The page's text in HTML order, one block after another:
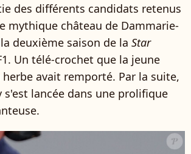
des différents candidats retenus
mythique château de Dammarie-
deuxième saison de la Star
Un télé-crochet que la jeune
avait remporté. Par la suite,
s'est lancée dans une prolifique